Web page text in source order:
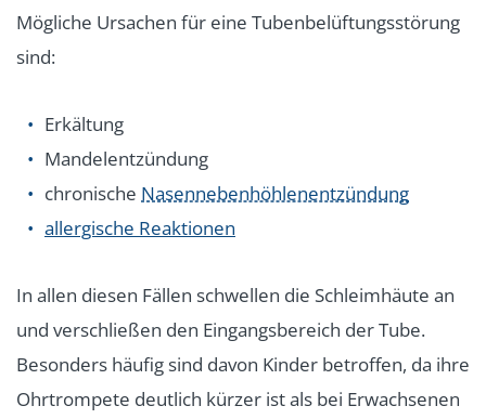
Mögliche Ursachen für eine Tubenbelüftungsstörung
sind:
Erkältung
Mandelentzündung
chronische Nasennebenhöhlenentzündung
allergische Reaktionen
In allen diesen Fällen schwellen die Schleimhäute an
und verschließen den Eingangsbereich der Tube.
Besonders häufig sind davon Kinder betroffen, da ihre
Ohrtrompete deutlich kürzer ist als bei Erwachsenen